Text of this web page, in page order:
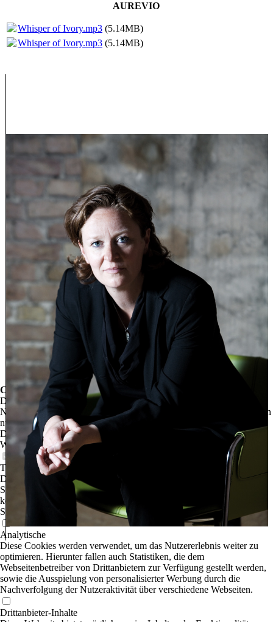
AUREVIO
Whisper of Ivory.mp3(5.14MB)
Whisper of Ivory.mp3(5.14MB)
Cookie-Einstellungen
Diese Webseite verwendet Cookies, um Besuchern ein optimales
Nutzererlebnis zu bieten. Bestimmte Inhalte von Drittanbietern werden
nur angezeigt, wenn die entsprechende Option aktiviert ist. Die
Datenverarbeitung kann dann auch in einem Drittland erfolgen.
Weitere Informationen hierzu in der Datenschutzerklärung.
Technisch notwendige
Diese Cookies sind zum Betrieb der Webseite notwendig, z.B. zum
Schutz vor Hackerangriffen und zur Gewährleistung eines
konsistenten und der Nachfrage angepassten Erscheinungsbilds der
Seite.
Analytische
Diese Cookies werden verwendet, um das Nutzererlebnis weiter zu
optimieren. Hierunter fallen auch Statistiken, die dem
Webseitenbetreiber von Drittanbietern zur Verfügung gestellt werden,
sowie die Ausspielung von personalisierter Werbung durch die
Nachverfolgung der Nutzeraktivität über verschiedene Webseiten.
Drittanbieter-Inhalte